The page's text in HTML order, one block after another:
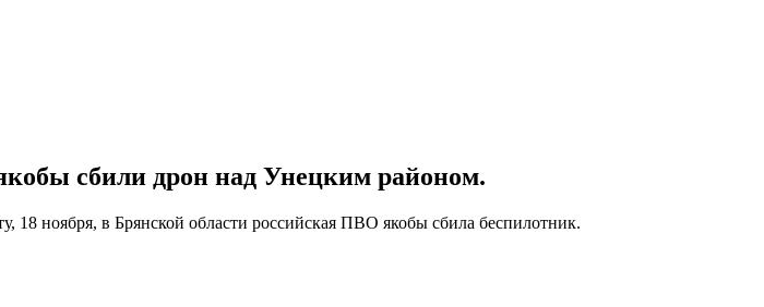
сбили дрон над Унецким районом.
18 ноября, в Брянской области российская ПВО якобы сбила беспилотник.